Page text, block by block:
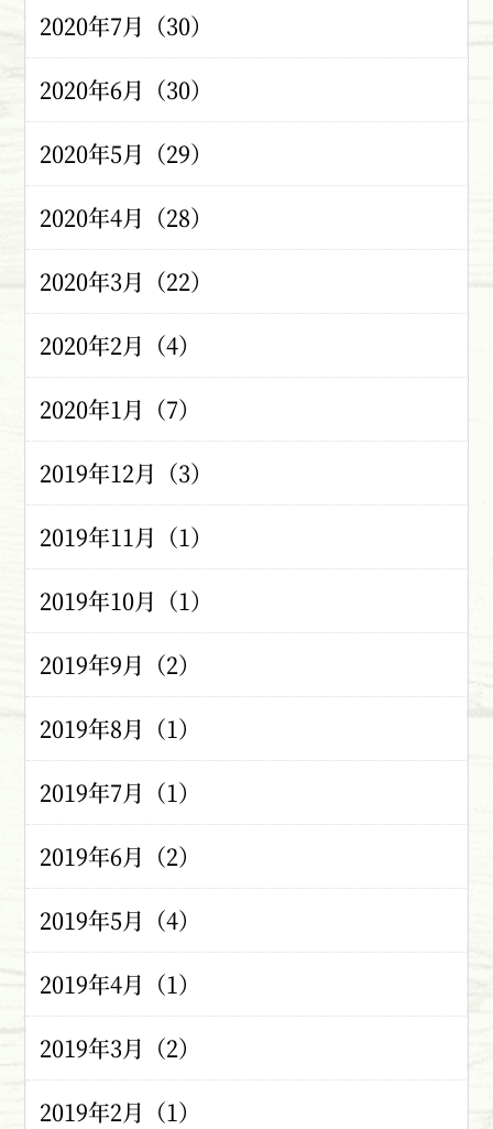
2020年7月（30）
2020年6月（30）
2020年5月（29）
2020年4月（28）
2020年3月（22）
2020年2月（4）
2020年1月（7）
2019年12月（3）
2019年11月（1）
2019年10月（1）
2019年9月（2）
2019年8月（1）
2019年7月（1）
2019年6月（2）
2019年5月（4）
2019年4月（1）
2019年3月（2）
2019年2月（1）